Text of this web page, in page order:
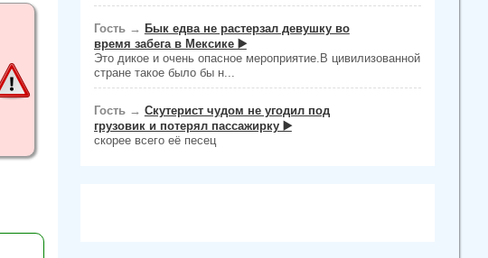
Гость → Бык едва не растерзал девушку во
время забега в Мексике ▶️
Это дикое и очень опасное мероприятие.В цивилизованной
стране такое было бы н...
Гость → Скутерист чудом не угодил под
грузовик и потерял пассажирку ▶️
скорее всего её песец